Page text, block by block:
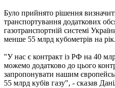
Було прийнято рішення
транспортування додаткових
газотранспортній системі
менше 55 млрд кубометрів на рік.
"У нас є контракт із РФ на 40
можемо додатково до цього
запропонувати нашим
55 млрд кубів газу", - сказав